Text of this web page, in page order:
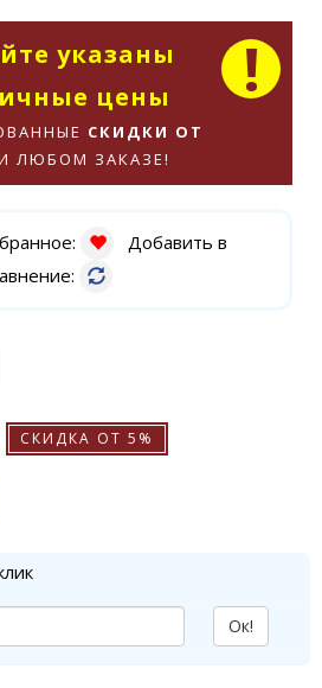
указаны
цены
СКИДКИ ОТ
ЛЮБОМ ЗАКАЗЕ!
Добавить в
СКИДКА ОТ 5%
Ок!